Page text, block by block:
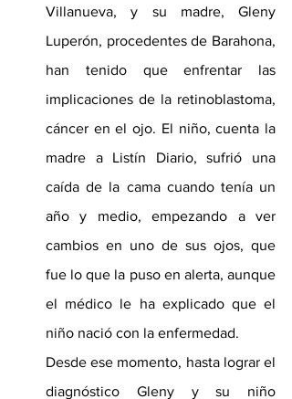
Villanueva, y su madre, Gleny
Luperón, procedentes de Barahona,
han tenido que enfrentar las
implicaciones de la retinoblastoma,
cáncer en el ojo. El niño, cuenta la
madre a Listín Diario, sufrió una
caída de la cama cuando tenía un
año y medio, empezando a ver
cambios en uno de sus ojos, que
fue lo que la puso en alerta, aunque
el médico le ha explicado que el
niño nació con la enfermedad.
Desde ese momento, hasta lograr el
diagnóstico Gleny y su niño